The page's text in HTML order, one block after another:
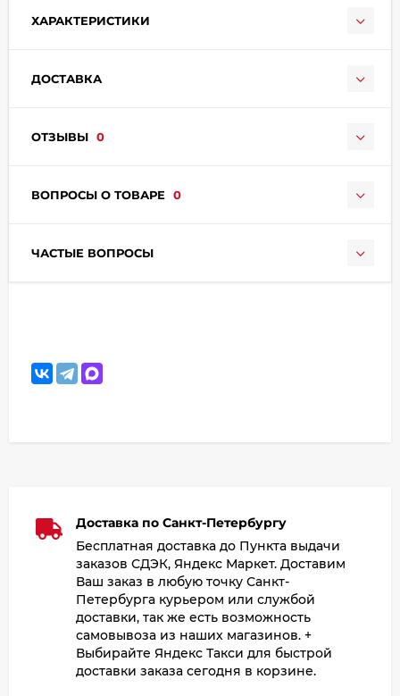
ХАРАКТЕРИСТИКИ
ДОСТАВКА
ОТЗЫВЫ 0
ВОПРОСЫ О ТОВАРЕ 0
ЧАСТЫЕ ВОПРОСЫ
Доставка по Санкт-Петербургу
Бесплатная доставка до Пункта выдачи
заказов СДЭК, Яндекс Маркет. Доставим
Ваш заказ в любую точку Санкт-
Петербурга курьером или службой
доставки, так же есть возможность
самовывоза из наших магазинов. +
Выбирайте Яндекс Такси для быстрой
доставки заказа сегодня в корзине.